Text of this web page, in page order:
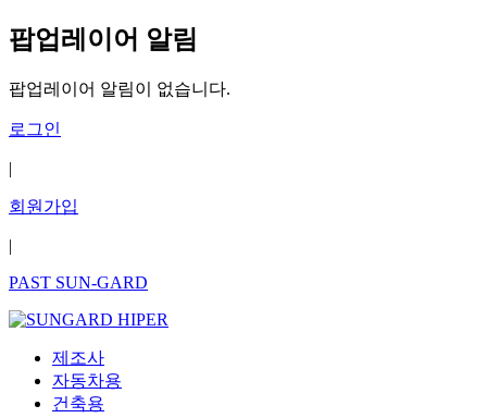
팝업레이어 알림
팝업레이어 알림이 없습니다.
로그인
|
회원가입
|
PAST SUN-GARD
제조사
자동차용
건축용